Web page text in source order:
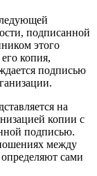
подписанной
этого
копия,
подписью
на
копии с
подписью.
между
сами